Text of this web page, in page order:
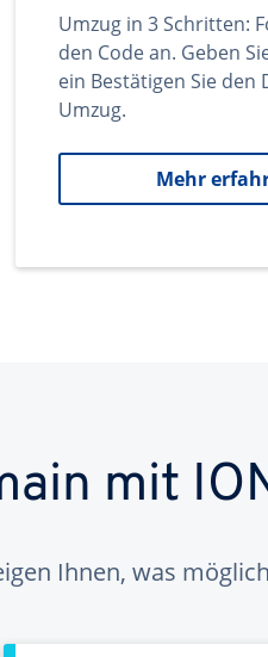
Umzug in 3 Schritten:
den Code an. Geben
ein Bestätigen Sie den
Umzug.
Mehr
mit
Ihnen, was